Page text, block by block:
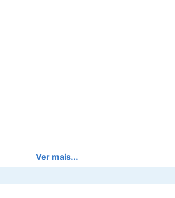
Ver mais...